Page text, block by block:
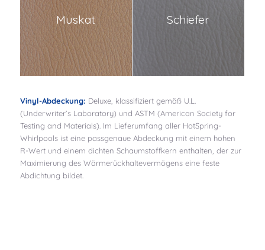
Muskat Schiefer
Vinyl-Abdeckung: Deluxe, klassifiziert gemäß U.L.
(Underwriter’s Laboratory) und ASTM (American Society for
Testing and Materials). Im Lieferumfang aller HotSpring-
Whirlpools ist eine passgenaue Abdeckung mit einem hohen
R-Wert und einem dichten Schaumstoffkern enthalten, der zur
Maximierung des Wärmerückhaltevermögens eine feste
Abdichtung bildet.